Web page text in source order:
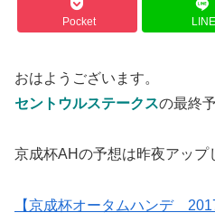
Pocket LINE
おはようございます。
セントウルステークスの最終
京成杯AHの予想は昨夜アップ
【京成杯オータムハンデ